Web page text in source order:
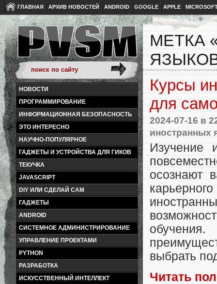
ГЛАВНАЯ АРХИВ НОВОСТЕЙ ANDROID GOOGLE APPLE
НОВОСТИ
ПРОГРАММИРОВАНИЕ
ИНФОРМАЦИОННАЯ БЕЗОПАСНОСТЬ
ЭТО ИНТЕРЕСНО
НАУЧНО-ПОПУЛЯРНОЕ
ГАДЖЕТЫ И УСТРОЙСТВА ДЛЯ ГИКОВ
ТЕКУЧКА
JAVASCRIPT
DIY ИЛИ СДЕЛАЙ САМ
ГАДЖЕТЫ
ANDROID
СИСТЕМНОЕ АДМИНИСТРИРОВАНИЕ
УПРАВЛЕНИЕ ПРОЕКТАМИ
PYTHON
РАЗРАБОТКА
ИСКУССТВЕННЫЙ ИНТЕЛЛЕКТ
МЕТКА
Курсы
для
2024-07-16 в
иностранных
Изучение
осознают
выбрать
Читать